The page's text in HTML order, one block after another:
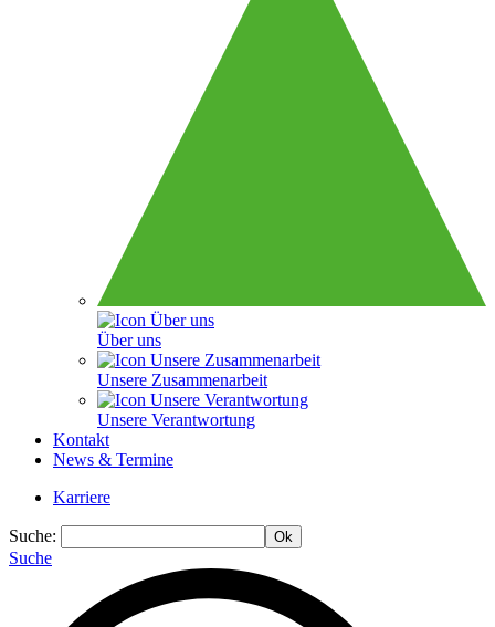
Über uns
Unsere Zusammenarbeit
Unsere Verantwortung
Kontakt
News & Termine
Karriere
Suche:
Suche